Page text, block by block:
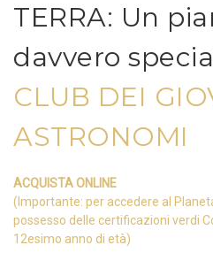
TERRA: Un
davvero
CLUB DEI
ASTRONOMI
ACQUISTA ONLINE
(Importante: per accedere al
possesso delle certificazioni verdi
12esimo anno di età)